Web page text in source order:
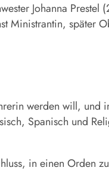
Johanna Prestel
Ministrantin, später
werden will, und
Spanisch und
in einen Orden